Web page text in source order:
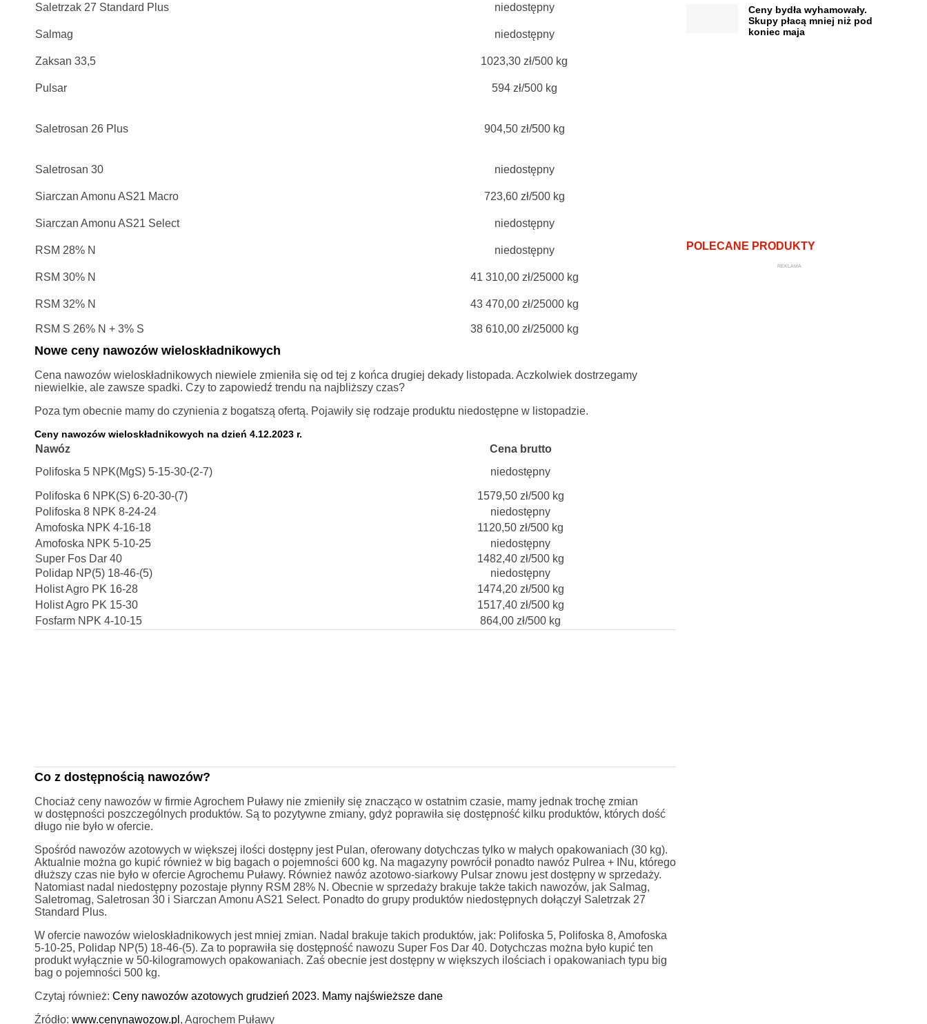
Saletrzak 27 Standard Plus niedostępny
Salmag niedostępny
Zaksan 33,5 1023,30 zł/500 kg
Pulsar 594 zł/500 kg
Saletrosan 26 Plus 904,50 zł/500 kg
Saletrosan 30 niedostępny
Siarczan Amonu AS21 Macro 723,60 zł/500 kg
Siarczan Amonu AS21 Select niedostępny
RSM 28% N niedostępny
RSM 30% N 41 310,00 zł/25000 kg
RSM 32% N 43 470,00 zł/25000 kg
RSM S 26% N + 3% S 38 610,00 zł/25000 kg
Nowe ceny nawozów wieloskładnikowych
Cena nawozów wieloskładnikowych niewiele zmieniła się od tej z końca drugiej dekady listopada. Aczkolwiek dostrzegamy
niewielkie, ale zawsze spadki. Czy to zapowiedź trendu na najbliższy czas?
Poza tym obecnie mamy do czynienia z bogatszą ofertą. Pojawiły się rodzaje produktu niedostępne w listopadzie.
Ceny nawozów wieloskładnikowych na dzień 4.12.2023 r.
Nawóz
Cena brutto
Polifoska 5 NPK(MgS) 5-15-30-(2-7)
niedostępny
Polifoska 6 NPK(S) 6-20-30-(7)
1579,50 zł/500 kg
Polifoska 8 NPK 8-24-24
niedostępny
Amofoska NPK 4-16-18
1120,50 zł/500 kg
Amofoska NPK 5-10-25
niedostępny
Super Fos Dar 40
1482,40 zł/500 kg
Polidap NP(5) 18-46-(5)
niedostępny
Holist Agro PK 16-28
1474,20 zł/500 kg
Holist Agro PK 15-30
1517,40 zł/500 kg
Fosfarm NPK 4-10-15
864,00 zł/500 kg
Co z dostępnością nawozów?
Chociaż ceny nawozów w firmie Agrochem Puławy nie zmieniły się znacząco w ostatnim czasie, mamy jednak trochę zmian
w dostępności poszczególnych produktów. Są to pozytywne zmiany, gdyż poprawiła się dostępność kilku produktów, których dość
długo nie było w ofercie.
Spośród nawozów azotowych w większej ilości dostępny jest Pulan, oferowany dotychczas tylko w małych opakowaniach (30 kg).
Aktualnie można go kupić również w big bagach o pojemności 600 kg. Na magazyny powrócił ponadto nawóz Pulrea + INu, którego
dłuższy czas nie było w ofercie Agrochemu Puławy. Również nawóz azotowo-siarkowy Pulsar znowu jest dostępny w sprzedaży.
Natomiast nadal niedostępny pozostaje płynny RSM 28% N. Obecnie w sprzedaży brakuje także takich nawozów, jak Salmag,
Saletromag, Saletrosan 30 i Siarczan Amonu AS21 Select. Ponadto do grupy produktów niedostępnych dołączył Saletrzak 27
Standard Plus.
W ofercie nawozów wieloskładnikowych jest mniej zmian. Nadal brakuje takich produktów, jak: Polifoska 5, Polifoska 8, Amofoska
5-10-25, Polidap NP(5) 18-46-(5). Za to poprawiła się dostępność nawozu Super Fos Dar 40. Dotychczas można było kupić ten
produkt wyłącznie w 50-kilogramowych opakowaniach. Zaś obecnie jest dostępny w większych ilościach i opakowaniach typu big
bag o pojemności 500 kg.
Czytaj również: Ceny nawozów azotowych grudzień 2023. Mamy najświeższe dane
Źródło: www.cenynawozow.pl , Agrochem Puławy
Ceny bydła wyhamowały.
Skupy płacą mniej niż pod
koniec maja
POLECANE PRODUKTY
REKLAMA